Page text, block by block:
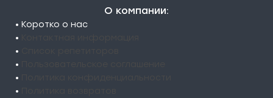
О компании:
• Коротко о нас
•
•
•
•
•